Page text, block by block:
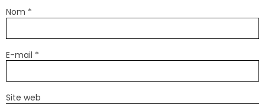
Nom *
E-mail *
Site web